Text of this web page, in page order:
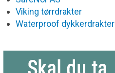
Viking tørrdrakter
Waterproof dykkerdrakter